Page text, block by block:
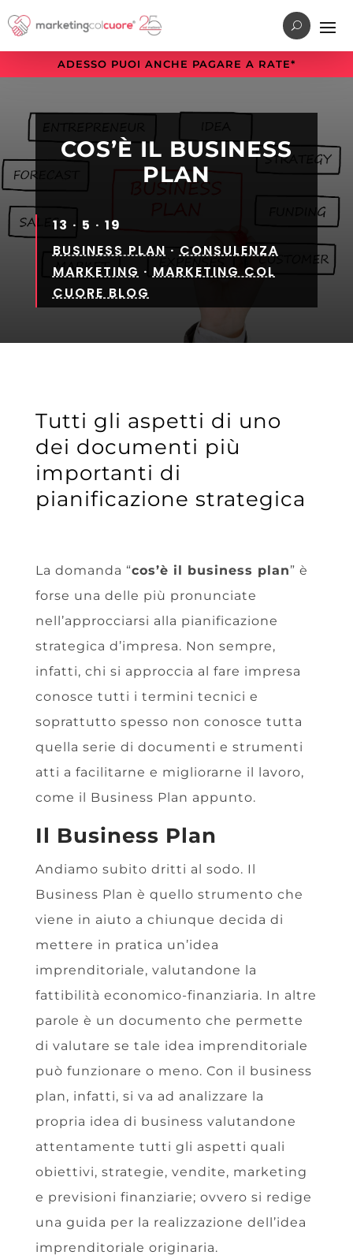
al
menu
di
principale
al
contenuto
principale
alla
sezione
a
pagina
ADESSO PUOI ANCHE PAGARE A RATE*
COS’È IL BUSINESS
PLAN
13 · 5 · 19
BUSINESS PLAN ·CONSULENZA
MARKETING ·MARKETING COL
CUORE BLOG
Tutti gli aspetti di uno
dei documenti più
importanti di
pianificazione strategica
La domanda “cos’è il business plan” è
forse una delle più pronunciate
nell’approcciarsi alla pianificazione
strategica d’impresa. Non sempre,
infatti, chi si approccia al fare impresa
conosce tutti i termini tecnici e
soprattutto spesso non conosce tutta
quella serie di documenti e strumenti
atti a facilitarne e migliorarne il lavoro,
come il Business Plan appunto.
Il Business Plan
Andiamo subito dritti al sodo. Il
Business Plan è quello strumento che
viene in aiuto a chiunque decida di
mettere in pratica un’idea
imprenditoriale, valutandone la
fattibilità economico-finanziaria. In altre
parole è un documento che permette
di valutare se tale idea imprenditoriale
può funzionare o meno. Con il business
plan, infatti, si va ad analizzare la
propria idea di business valutandone
attentamente tutti gli aspetti quali
obiettivi, strategie, vendite, marketing
e previsioni finanziarie; ovvero si redige
una guida per la realizzazione dell’idea
imprenditoriale originaria.